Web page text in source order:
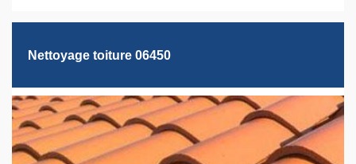
Nettoyage toiture 06450